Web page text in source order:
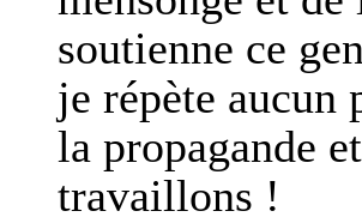
soutienne ce
je répète aucun
la propagande
travaillons !